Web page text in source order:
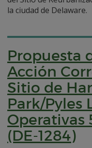
la ciudad de Delaware.
Propuesta
Acción
Sitio de
Park/Pyles
Operativas
(DE-1284)